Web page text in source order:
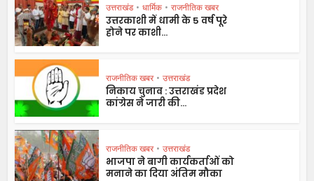
उत्तराखंड • धार्मिक • राजनीतिक खबर
उत्तरकाशी में धामी के 5 वर्ष पूरे
होने पर काशी...
राजनीतिक खबर • उत्तराखंड
निकाय चुनाव : उत्तराखंड प्रदेश
कांग्रेस ने जारी की...
राजनीतिक खबर • उत्तराखंड
भाजपा ने बागी कार्यकर्ताओं को
मनाने का दिया अंतिम मौका